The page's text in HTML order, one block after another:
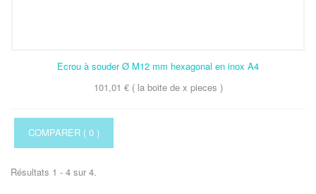
Ecrou à souder Ø M12 mm hexagonal en inox A4
101,01 € ( la boite de x pieces )
COMPARER ( 0 )
Résultats 1 - 4 sur 4.